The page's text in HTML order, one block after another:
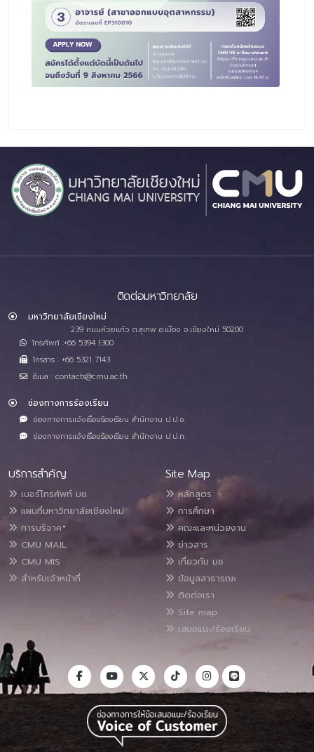
ติดต่อมหาวิทยาลัย
มหาวิทยาลัยเชียงใหม่
239 ถนนห้วยแก้ว ต.สุเทพ อ.เมือง จ.เชียงใหม่ 50200
โทรศัพท์ :+66 5394 1300
โทรสาร : +66 5321 7143
อีเมล : contacts@cmu.ac.th
ช่องทางการร้องเรียน
ช่องทางการแจ้งเรื่องร้องเรียน สำนักงาน ป.ป.ช.
ช่องทางการแจ้งเรื่องร้องเรียน สำนักงาน ป.ป.ท.
บริการสำคัญ
เบอร์โทรศัพท์ มช.
แผนที่มหาวิทยาลัยเชียงใหม่
การบริจาค*
CMU MAIL
CMU MIS
สำหรับเจ้าหน้าที่
Site Map
หลักสูตร
การศึกษา
คณะและหน่วยงาน
ข่าวสาร
เกี่ยวกับ มช.
ข้อมูลสาธารณะ
ติดต่อเรา
Site map
เสนอแนะ/ร้องเรียน